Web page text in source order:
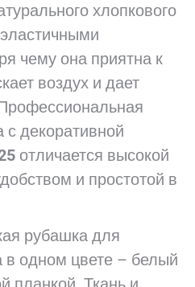
хлопкового
чему она приятна к
воздух и дает
декоративной
отличается высокой
и простотой в
рубашка для
в одном цвете – белый